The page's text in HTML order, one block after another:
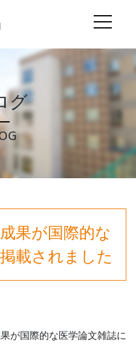
グ
果が国際的な
載されました
が国際的な医学論文雑誌に